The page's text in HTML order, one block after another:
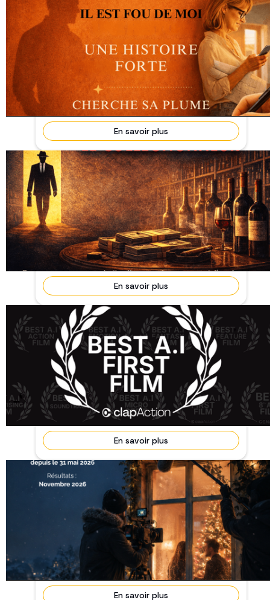
Recherche autrice / autrice-réalisatrice
– long-métrage
31/07/2026
En cours
Projet de comédie dramatique contemporaine
autour des dérives de l’IA et des arnaques
sentimentales....
En savoir plus
APPEL À CO-AUTEUR·RICE – LONG-
MÉTRAGE - Le Collectionneur
30/10/2026
En cours
Nous recherchons un·e co-auteur·rice pour
coécrire le séquencier d’un long-métrage mêlant
suspense, ...
En savoir plus
WAiFF 2026 : Prix clapAction
21-22 Avril 2026
Terminé
Pour concourir à la 2ᵉ édition du Prix clapAction,
dans le cadre du WAiFF – le World AI Film Festiva...
En savoir plus
APPEL À PROJETS — FILMS DE NOËL & DE
FIN D’ANNÉE 🎬
31 Mai 2026
ClapAction lance un appel à projets de longs-
métrages se déroulant à Noël ou pendant les fêtes
de fi...
En savoir plus